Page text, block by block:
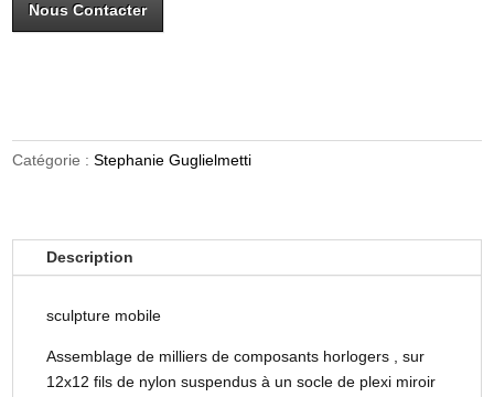
Nous Contacter
Catégorie :Stephanie Guglielmetti
Description
sculpture mobile
Assemblage de milliers de composants horlogers , sur
12x12 fils de nylon suspendus à un socle de plexi miroir